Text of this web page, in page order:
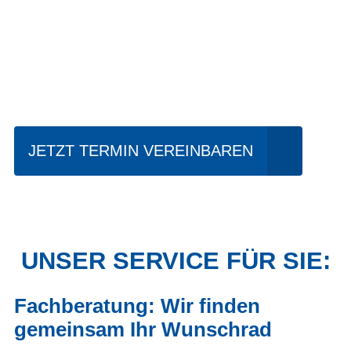
JETZT TERMIN VEREINBAREN
UNSER SERVICE FÜR SIE:
Fachberatung: Wir finden
gemeinsam Ihr Wunschrad